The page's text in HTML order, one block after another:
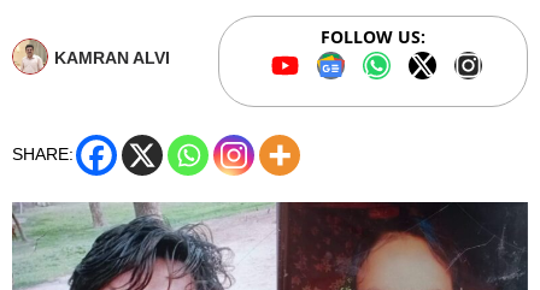
KAMRAN ALVI
FOLLOW US:
SHARE: